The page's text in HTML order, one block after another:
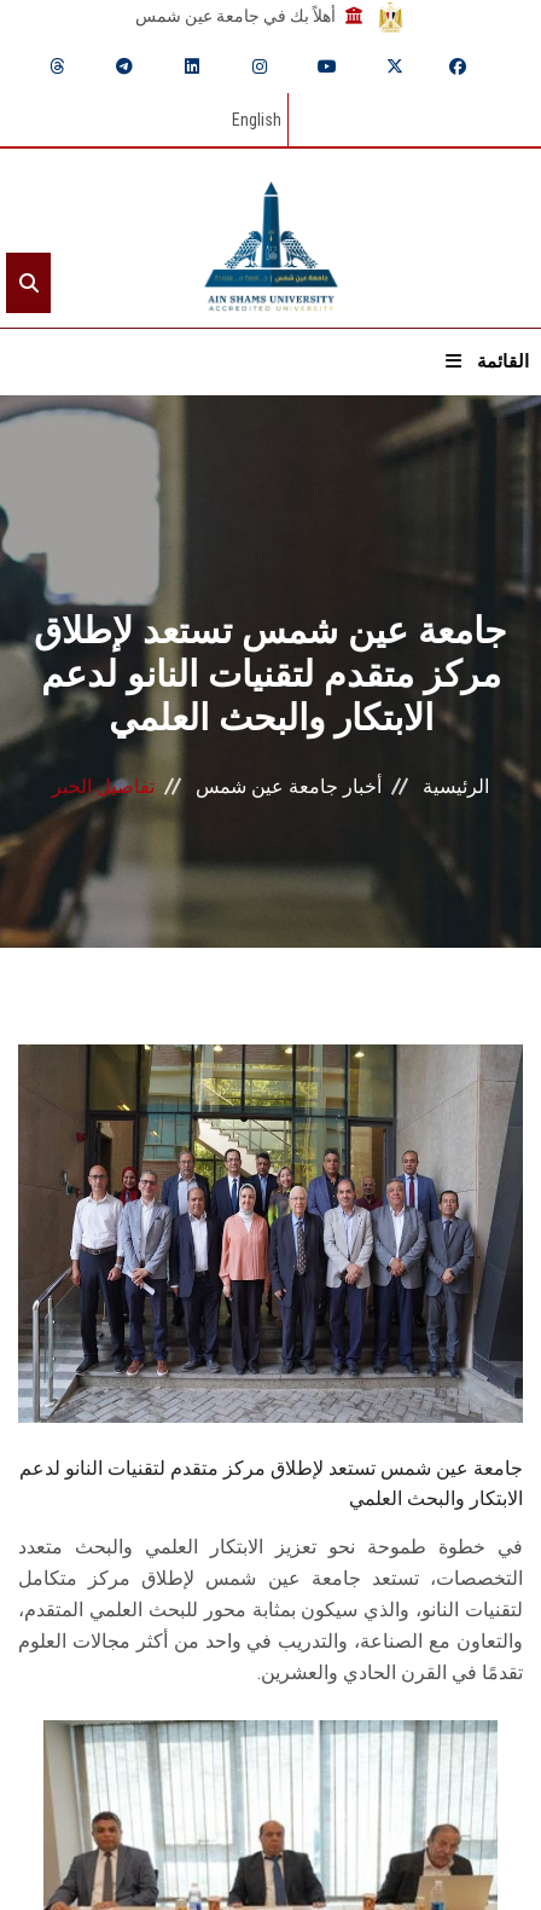
أهلاً بك في جامعة عين شمس
English
القائمة
الرئيسيـة
القطاعـات
الشئون الأكاديمية
البحث العلمي
المراكز والوحدات
الأنظمة الذكية
هيئة التدريس
الدراسات العليا
الخريجين
الموظفون
الزائـرون
جامعة عين شمس تستعد لإطلاق
مركز متقدم لتقنيات النانو لدعم
الابتكار والبحث العلمي
الرئيسية أخبار جامعة عين شمس تفاصيل الخبر
جامعة عين شمس تستعد لإطلاق مركز متقدم لتقنيات النانو لدعم
الابتكار والبحث العلمي
في خطوة طموحة نحو تعزيز الابتكار العلمي والبحث متعدد
التخصصات، تستعد جامعة عين شمس لإطلاق مركز متكامل
لتقنيات النانو، والذي سيكون بمثابة محور للبحث العلمي المتقدم،
والتعاون مع الصناعة، والتدريب في واحد من أكثر مجالات العلوم
تقدمًا في القرن الحادي والعشرين.